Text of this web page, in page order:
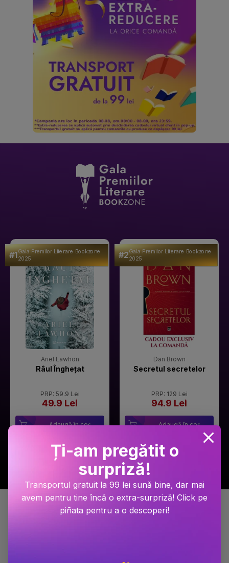
#1Gala Premilor Literare Bookzone
2025
Ariel Lawhon
Râul Înghețat
PRP: 59.9 Lei
49.9 Lei
Adaugă în coș
#2Gala Premilor Literare Bookzone
2025
Dan Brown
Secretul secretelor
PRP: 129 Lei
94.9 Lei
Adaugă în coș
Detalii produs
Ți-am pregătit o
surpriză!
Transportul gratuit la 99 lei sună bine, dar mai
avem pentru tine încă o extra-surpriză! Click pe
piñata pentru a o descoperi!